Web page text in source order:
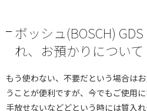
ボッシュ(BOSCH)
れ、お預かりについて
もう使わない、不要だという場合は
うことが便利ですが、今でもご使用
手放せないなどどという時には質入